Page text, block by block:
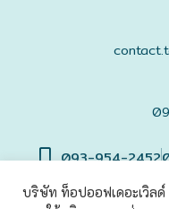
093-954-2452
บริษัท ท็อปออฟเดอะเวิล